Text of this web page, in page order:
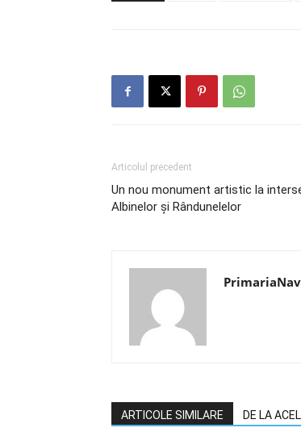
Articolul precedent
Un nou monument artistic la
Albinelor și Rândunelelor
ARTICOLE SIMILARE DE LA